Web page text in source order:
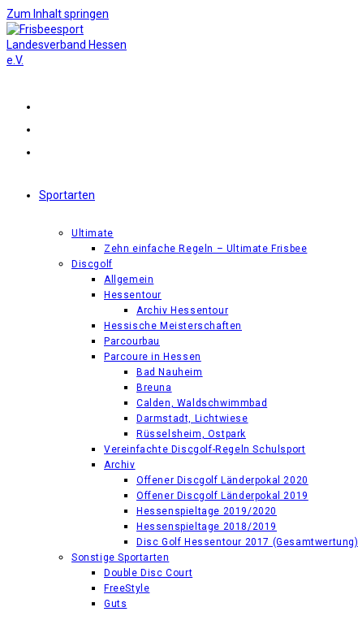
Zum Inhalt springen
Sportarten
Ultimate
Zehn einfache Regeln – Ultimate Frisbee
Discgolf
Allgemein
Hessentour
Archiv Hessentour
Hessische Meisterschaften
Parcourbau
Parcoure in Hessen
Bad Nauheim
Breuna
Calden, Waldschwimmbad
Darmstadt, Lichtwiese
Rüsselsheim, Ostpark
Vereinfachte Discgolf-Regeln Schulsport
Archiv
Offener Discgolf Länderpokal 2020
Offener Discgolf Länderpokal 2019
Hessenspieltage 2019/2020
Hessenspieltage 2018/2019
Disc Golf Hessentour 2017 (Gesamtwertung)
Sonstige Sportarten
Double Disc Court
FreeStyle
Guts